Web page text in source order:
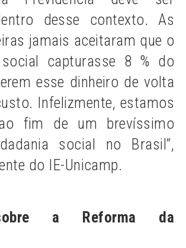
desse contexto. As
jamais aceitaram que o
capturasse 8 % do
esse dinheiro de volta
Infelizmente, estamos
fim de um brevíssimo
social no Brasil”,
do IE-Unicamp.
a Reforma da